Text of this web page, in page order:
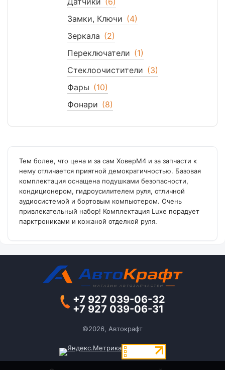
Замки, Ключи (4)
Зеркала (2)
Переключатели (1)
Стеклоочистители (3)
Фары (10)
Фонари (8)
Тем более, что цена и за сам ХоверM4 и за запчасти к
нему отличается приятной демократичностью. Базовая
комплектация оснащена подушками безопасности,
кондиционером, гидроусилителем руля, отличной
аудиосистемой и бортовым компьютером. Очень
привлекательный набор! Комплектация Luxe порадует
парктрониками и кожаной отделкой руля.
+7 927 039-06-32
+7 927 039-06-31
©2026, Автокрафт